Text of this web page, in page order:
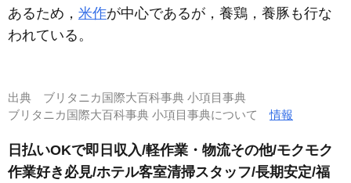
あるため， 米作が中心であるが，養鶏，養豚も行な
われている。
出典 ブリタニカ国際大百科事典 小項目事典
ブリタニカ国際大百科事典 小項目事典について情報
日払いOKで即日収入/軽作業・物流その他/モクモク
作業好き必見/ホテル客室清掃スタッフ/長期安定/福